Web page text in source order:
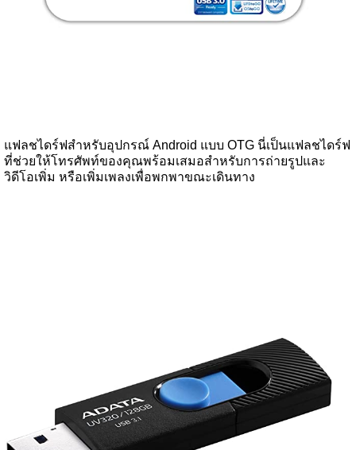
แฟลชไดร์ฟสำหรับอุปกรณ์ Android แบบ OTG นี่เป็นแฟลชไดร์ฟ
ที่ช่วยให้โทรศัพท์ของคุณพร้อมเสมอสำหรับการถ่ายรูปและ
วิดีโอเพิ่ม หรือเพิ่มเพลงเพื่อพกพาขณะเดินทาง